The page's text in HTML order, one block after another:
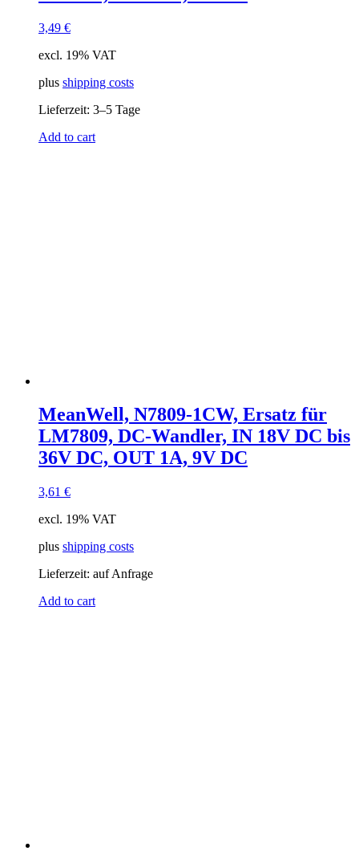
3,49 €
excl. 19% VAT
plus shipping costs
Lieferzeit: 3–5 Tage
Add to cart
MeanWell, N7809-1CW, Ersatz für
LM7809, DC-Wandler, IN 18V DC bis
36V DC, OUT 1A, 9V DC
3,61 €
excl. 19% VAT
plus shipping costs
Lieferzeit: auf Anfrage
Add to cart